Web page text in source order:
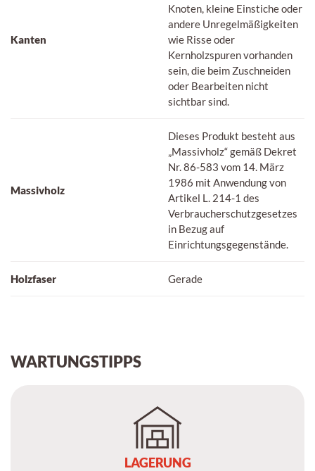
Kanten
Knoten, kleine Einstiche oder
andere Unregelmäßigkeiten
wie Risse oder
Kernholzspuren vorhanden
sein, die beim Zuschneiden
oder Bearbeiten nicht
sichtbar sind.
Massivholz
Dieses Produkt besteht aus
„Massivholz“ gemäß Dekret
Nr. 86-583 vom 14. März
1986 mit Anwendung von
Artikel L. 214-1 des
Verbraucherschutzgesetzes
in Bezug auf
Einrichtungsgegenstände.
Holzfaser Gerade
WARTUNGSTIPPS
LAGERUNG